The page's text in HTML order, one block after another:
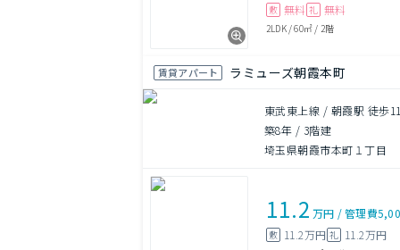
敷 無料 礼 無料
2LDK/60㎡ / 2階
賃貸アパート ラミューズ朝霞本町
東武東上線 / 朝霞駅 徒歩
築8年 / 3階建
埼玉県朝霞市本町１丁目
11.2 万円 /管理費
敷 11.2万円 礼 11.2万円